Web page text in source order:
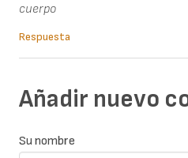
cuerpo
Respuesta
Añadir nuevo
Su nombre